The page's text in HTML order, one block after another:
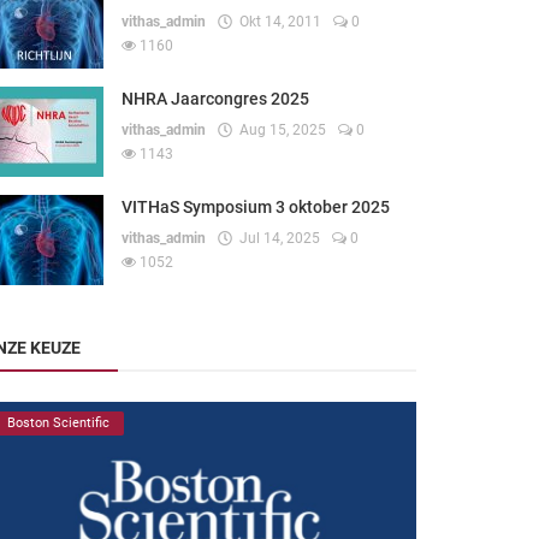
vithas_admin Okt 14, 2011
0
1160
NHRA Jaarcongres 2025
vithas_admin Aug 15, 2025
0
1143
VITHaS Symposium 3 oktober 2025
vithas_admin Jul 14, 2025
0
1052
KEUZE
Boston Scientific